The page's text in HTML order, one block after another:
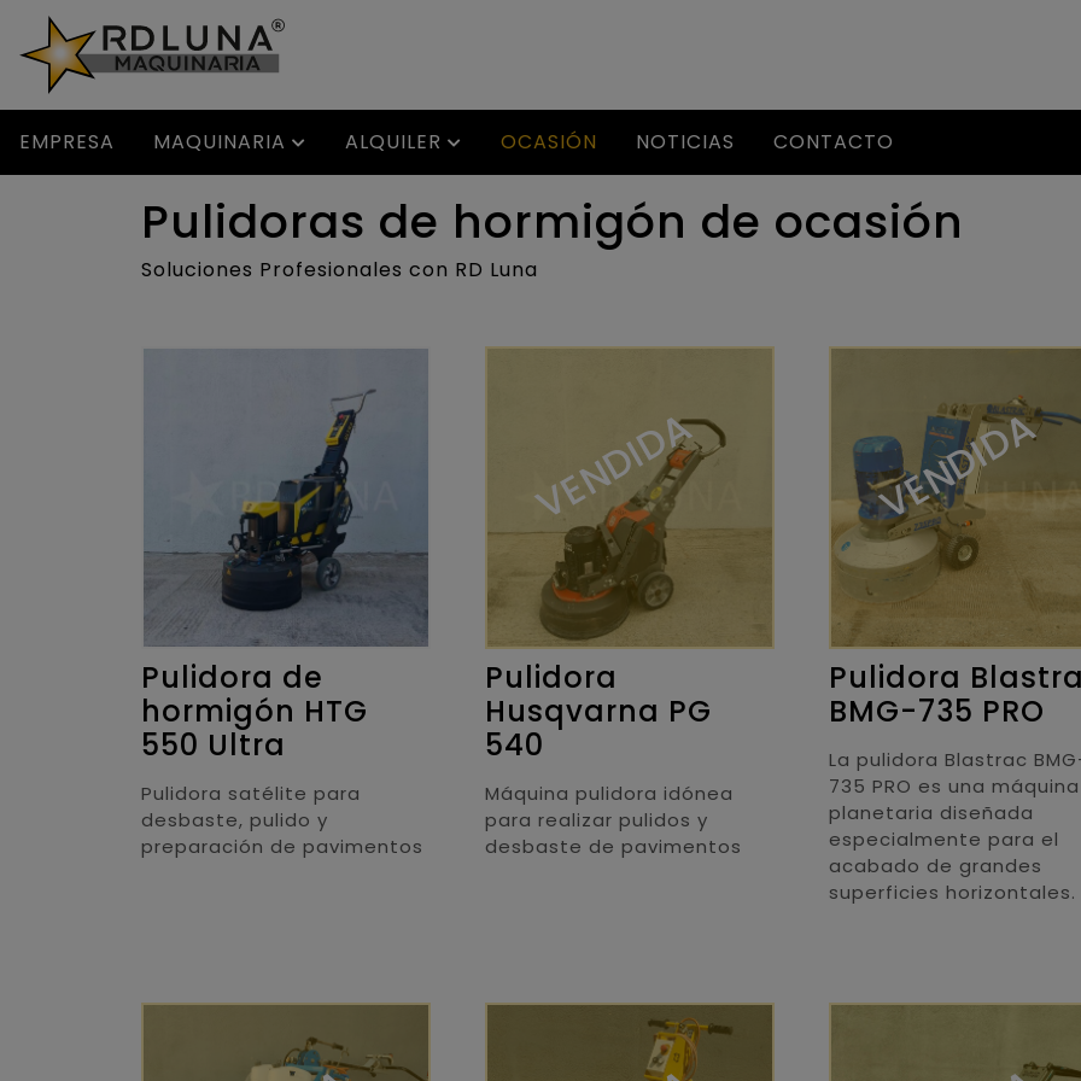
EMPRESA MAQUINARIA ALQUILER OCASIÓN (CURRENT)
NOTICIAS CONTACTO
Pulidoras de hormigón de ocasión
Soluciones Profesionales con RD Luna
Pulidora de
hormigón HTG
550 Ultra
Pulidora satélite para
desbaste, pulido y
preparación de pavimentos
VENDIDA
Pulidora
Husqvarna PG
540
Máquina pulidora idónea
para realizar pulidos y
desbaste de pavimentos
VENDIDA
Pulidora
BMG-735 PRO
La pulidora Blastrac
735 PRO es una máquina
planetaria diseñada
especialmente para el
acabado de grandes
superficies horizontales.